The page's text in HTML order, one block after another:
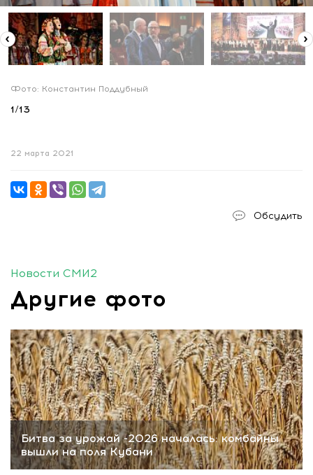
Фото: Константин Поддубный
1/13
22 марта 2021
Обсудить
Новости СМИ2
Другие фото
Битва за урожай -2026 началась: комбайны
вышли на поля Кубани